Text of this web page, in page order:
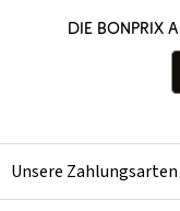
Die bonprix
Unsere Zahlungsarten